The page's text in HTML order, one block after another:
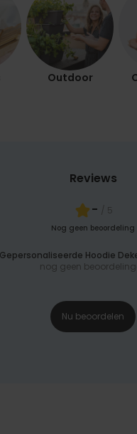
Outdoor
Reviews
- / 5
Nog geen beoordeling
Gepersonaliseerde Hoodie
nog geen
Nu beoordelen